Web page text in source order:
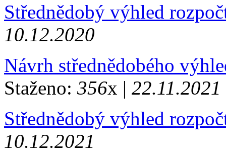
Střednědobý výhled
10.12.2020
Návrh střednědobého
Staženo: 356x | 22.11.2021
Střednědobý výhled
10.12.2021